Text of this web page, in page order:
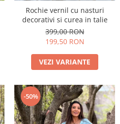
Rochie vernil cu nasturi
decorativi si curea in talie
399,00 RON
199,50 RON
VEZI VARIANTE
-50%